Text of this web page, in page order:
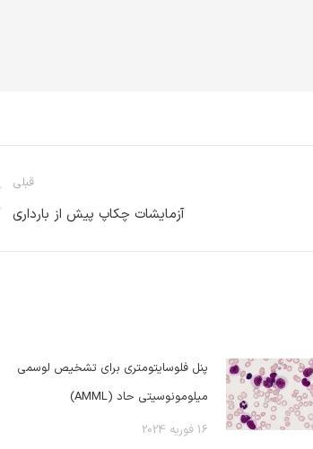
قبلی
آزمایشات چکاپ پیش از بارداری
پنل فلوسایتومتری برای تشخیص لوسمی
میلومونوسیتی حاد (AMML)
16 فوریه 2024